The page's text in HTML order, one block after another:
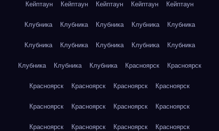
Кейптаун Кейптаун Кейптаун Кейптаун Кейптаун
Клубника Клубника Клубника Клубника Клубника
Клубника Клубника Клубника Клубника Клубника
Клубника Клубника Клубника Красноярск Красноярск
Красноярск Красноярск Красноярск Красноярск
Красноярск Красноярск Красноярск Красноярск
Красноярск Красноярск Красноярск Красноярск